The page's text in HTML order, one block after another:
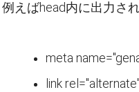
例えばhead内に出力さ
meta
link rel="alternate"